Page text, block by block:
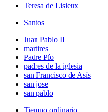
Teresa de Lisieux
Santos
Juan Pablo II
martires
Padre Pío
padres de la iglesia
san Francisco de Asís
san jose
san pablo
Tiempo ordinario